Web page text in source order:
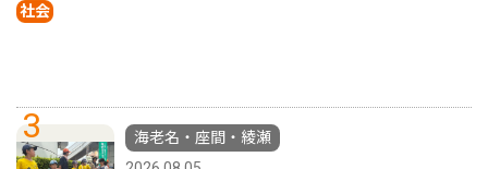
社会
3
海老名・座間・綾瀬